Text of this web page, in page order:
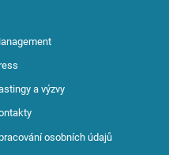
a výzvy
osobních údajů